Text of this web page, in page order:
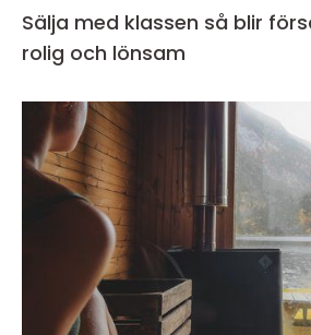
Sälja med klassen så blir försäljningen både
rolig och lönsam